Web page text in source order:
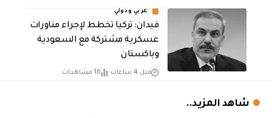
عربي ودولي
فيدان: تركيا تخطط لإجراء مناورات
عسكرية مشتركة مع السعودية
وباكستان
قبل 4 ساعات 16 مشاهدات
شاهد المزيد..